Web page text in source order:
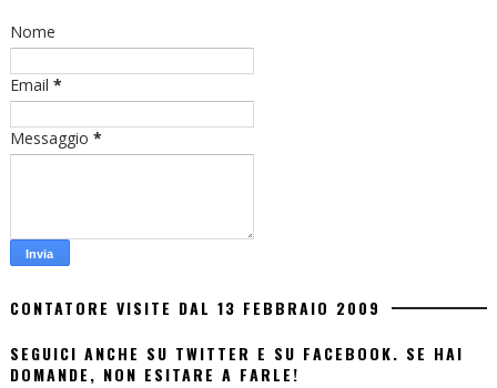
Nome
Email *
Messaggio *
CONTATORE VISITE DAL 13 FEBBRAIO 2009
SEGUICI ANCHE SU TWITTER E SU FACEBOOK. SE HAI
DOMANDE, NON ESITARE A FARLE!